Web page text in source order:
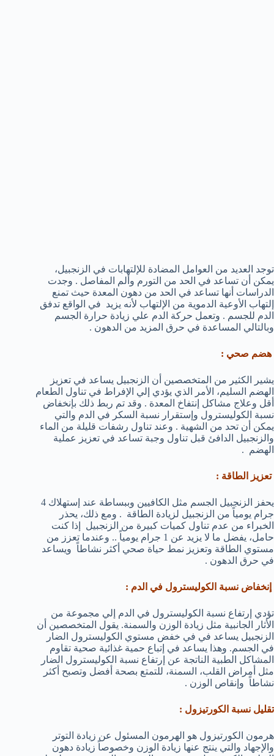
توجد العديد من العوامل المضادة للإلتهابات في الزنجبيل،
يمكن أن تساعد في الحد من التورم وألم المفاصل . وجدت
الدراسات أنها تساعد في الحد من دهون المعدة حيث تمنع
إلتهاب الأوعية الدموية من الإلتهاب لأنه يزيد في الواقع تدفق
الدم للجسم . وتعمل حركة الدم علي زيادة حرارة الجسم
وبالتالي المساعدة في حرق المزيد من الدهون .
هضم صحي :
يشير الكثير من المتخصصين أن الزنجبيل يساعد في تعزيز
الهضم السليم، الأمر الذي يؤدي إلي الإفراط في تناول الطعام
أقل وعلاج مشاكل إنتفاخ المعدة . وقد تم ربط ذلك بإنخفاض
نسبة الكوليسترول وإستقرار نسبة السكر في الدم والتي
يمكن أن تحد من الشهية . وعند تناول رشفات قليلة من الماء
والزنجبيل الدافئ قبل تناول وجبة تساعد في تعزيز عملية
الهضم .
تعزيز الطاقة :
يحفز الزنجبيل الجسم مثل الكافيين وببساطة عند إستهلاك 4
جرام يومياً من الزنجبيل لزيادة الطاقة . ومع ذلك، يحذر
الخبراء من عدم تناول كميات كبيرة من الزنجبيل إذا كنت
حامل، يفضل ما لا يزيد عن 1 جرام يومياً .. وعندما تعزز من
مستوي الطاقة وتعزيز نمط حياة صحي أكثر نشاطاً ويساعد
في حرق الدهون .
إنخفاض نسبة الكوليسترول في الدم :
تؤدي إرتفاع نسبة الكوليسترول في الدم إلي مجموعة من
الأثار الجانبية مثل زيادة الوزن والسمنة. يقول المتخصصين أن
الزنجبيل يساعد في في خفض مستوي الكوليسترول الضار
في الجسم. وهذا يساعد في إتباع حمية غذائية صحية تقاوم
المشاكل الطبية الناتجة عن إرتفاع نسبة الكوليسترول الضار
مثل أمراض القلب، السمنة، للتمتع بصحة أفضل وتصبح أكثر
نشاطاً وإنقاص الوزن .
تقليل نسبة الكورتيزول :
هرمون الكورتيزول هو الهرمون المسئول عن زيادة التوتر
والإجهاد والتي ينتج عنها زيادة الوزن وخصوصاً زيادة دهون